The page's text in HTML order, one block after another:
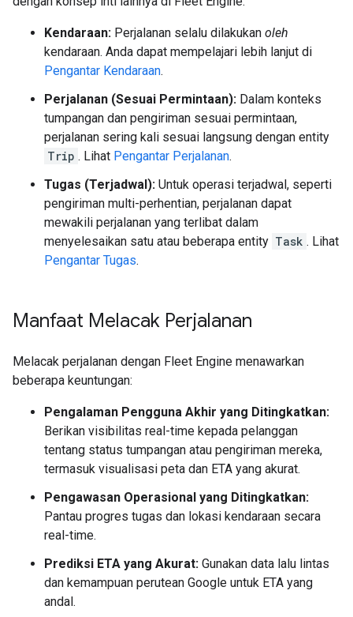
Kendaraan: Perjalanan selalu dilakukan oleh
kendaraan. Anda dapat mempelajari lebih lanjut di
Pengantar Kendaraan.
Perjalanan (Sesuai Permintaan): Dalam konteks
tumpangan dan pengiriman sesuai permintaan,
perjalanan sering kali sesuai langsung dengan entity
Trip . Lihat Pengantar Perjalanan.
Tugas (Terjadwal): Untuk operasi terjadwal, seperti
pengiriman multi-perhentian, perjalanan dapat
mewakili perjalanan yang terlibat dalam
menyelesaikan satu atau beberapa entity Task . Lihat
Pengantar Tugas.
Manfaat Melacak Perjalanan
Melacak perjalanan dengan Fleet Engine menawarkan
beberapa keuntungan:
Pengalaman Pengguna Akhir yang Ditingkatkan:
Berikan visibilitas real-time kepada pelanggan
tentang status tumpangan atau pengiriman mereka,
termasuk visualisasi peta dan ETA yang akurat.
Pengawasan Operasional yang Ditingkatkan:
Pantau progres tugas dan lokasi kendaraan secara
real-time.
Prediksi ETA yang Akurat: Gunakan data lalu lintas
dan kemampuan perutean Google untuk ETA yang
andal.